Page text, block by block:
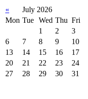
« July 2026
Mon Tue Wed Thu Fri
1
2 3
6
7 8 9 10
13
14 15 16 17
20
21 22 23 24
27
28 29 30 31